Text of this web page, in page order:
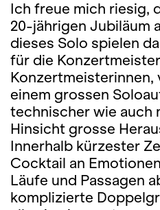
Ich freue mich riesig,
20-jährigen Jubiläum
dieses Solo spielen
für die
Konzertmeisterinnen,
einem grossen
technischer wie auch
Hinsicht grosse
Innerhalb kürzester
Cocktail an
Läufe und Passagen
komplizierte